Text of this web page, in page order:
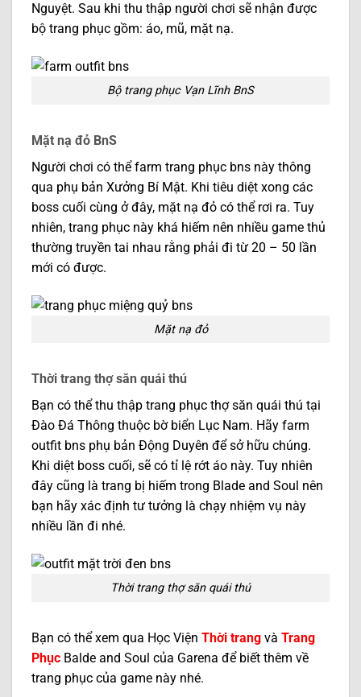
Nguyệt. Sau khi thu thập người chơi sẽ nhận được
bộ trang phục gồm: áo, mũ, mặt nạ.
Bộ trang phục Vạn Lĩnh BnS
Mặt nạ đỏ BnS
Người chơi có thể farm trang phục bns này thông
qua phụ bản Xưởng Bí Mật. Khi tiêu diệt xong các
boss cuối cùng ở đây, mặt nạ đỏ có thể rơi ra. Tuy
nhiên, trang phục này khá hiếm nên nhiều game thủ
thường truyền tai nhau rằng phải đi từ 20 – 50 lần
mới có được.
Mặt nạ đỏ
Thời trang thợ săn quái thú
Bạn có thể thu thập trang phục thợ săn quái thú tại
Đào Đá Thông thuộc bờ biển Lục Nam. Hãy farm
outfit bns phụ bản Động Duyên để sở hữu chúng.
Khi diệt boss cuối, sẽ có tỉ lệ rớt áo này. Tuy nhiên
đây cũng là trang bị hiếm trong Blade and Soul nên
bạn hãy xác định tư tưởng là chạy nhiệm vụ này
nhiều lần đi nhé.
Thời trang thợ săn quái thú
Bạn có thể xem qua Học Viện Thời trang và Trang
Phục Balde and Soul của Garena để biết thêm về
trang phục của game này nhé.